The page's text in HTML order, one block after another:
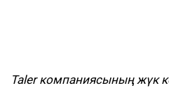
Taler компаниясының жүк